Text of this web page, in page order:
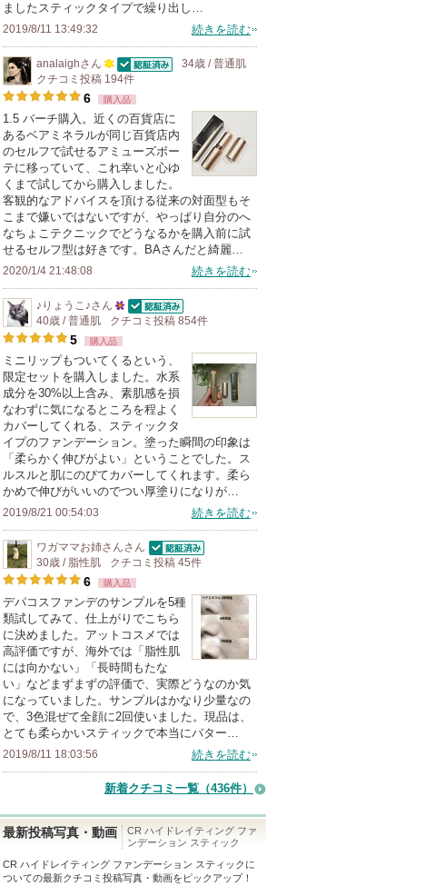
ー
お
気
に
入
り
登
録
さ
れ
て
す
ましたスティックタイプで繰り出し…
2019/8/11 13:49:32 続きを読む
analaighさん
100
人
以
上
の
メ
ン
バ
ー
気
に
入
り
登
録
さ
れ
て
す
認証済
34歳 / 普通肌
クチコミ投稿 194件
6 購入品
1.5 バーチ購入。近くの百貨店に
あるベアミネラルが同じ百貨店内
のセルフで試せるアミューズボー
テに移っていて、これ幸いと心ゆ
くまで試してから購入しました。
客観的なアドバイスを頂ける従来の対面型もそ
こまで嫌いではないですが、やっぱり自分のへ
なちょこテクニックでどうなるかを購入前に試
せるセルフ型は好きです。BAさんだと綺麗…
2020/1/4 21:48:08 続きを読む
♪りょうこ♪さん
25
人
以
上
の
メ
バ
ー
気
に
入
り
登
録
さ
れ
て
ま
認証済
40歳 / 普通肌 クチコミ投稿 854件
5 購入品
ミニリップもついてくるという、
限定セットを購入しました。水系
成分を30%以上含み、素肌感を損
なわずに気になるところを程よく
カバーしてくれる、スティックタ
イプのファンデーション。塗った瞬間の印象は
「柔らかく伸びがよい」ということでした。ス
ルスルと肌にのびてカバーしてくれます。柔ら
かめで伸びがいいのでつい厚塗りになりが…
2019/8/21 00:54:03 続きを読む
ワガママお姉さんさん
認証済
30歳 / 脂性肌 クチコミ投稿 45件
6 購入品
デパコスファンデのサンプルを5種
類試してみて、仕上がりでこちら
に決めました。アットコスメでは
高評価ですが、海外では「脂性肌
には向かない」「長時間もたな
い」などまずまずの評価で、実際どうなのか気
になっていました。サンプルはかなり少量なの
で、3色混ぜて全顔に2回使いました。現品は、
とても柔らかいスティックで本当にバター…
2019/8/11 18:03:56 続きを読む
新着クチコミ一覧 （436件）
最新投稿写真・動画
CR ハイドレイティング ファ
ンデーション スティック
CR ハイドレイティング ファンデーション スティック に
ついての最新クチコミ投稿写真・動画をピックアップ！